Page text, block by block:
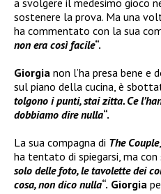
sostenere la prova. Ma una
ha commentato con la sua
non era così facile“.
Giorgia non l’ha presa bene
sul piano della cucina, è
tolgono i punti, stai zitta. Ce
dobbiamo dire nulla“.
La sua compagna di The Couple
ha tentato di spiegarsi, ma
solo delle foto, le tavolette dei
cosa, non dico nulla“. Giorgia